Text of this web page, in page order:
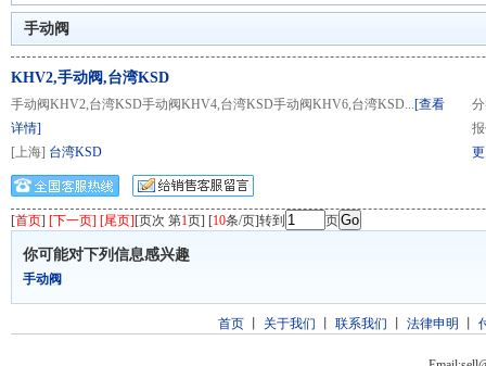
手动阀
KHV2,手动阀,台湾KSD
手动阀KHV2,台湾KSD手动阀KHV4,台湾KSD手动阀KHV6,台湾KSD...[查看
详情]
[上海] 台湾KSD
[首页] [下一页] [尾页][页次 第1页] [10条/页]转到 页
你可能对下列信息感兴趣
手动阀
首页丨 关于我们 联系我们 法律申明